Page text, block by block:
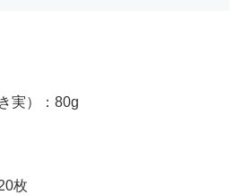
実）：80g
枚